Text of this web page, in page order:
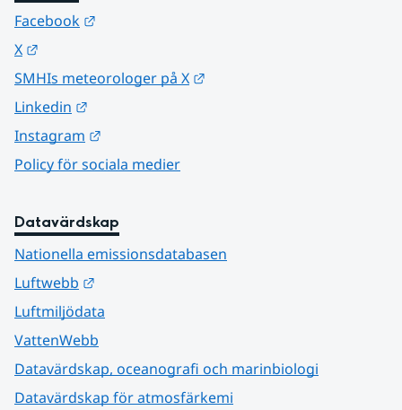
Facebook
X
SMHIs meteorologer på X
Linkedin
Instagram
Policy för sociala medier
Datavärdskap
Nationella emissionsdatabasen
Luftwebb
Luftmiljödata
VattenWebb
Datavärdskap, oceanografi och marinbiologi
Datavärdskap för atmosfärkemi